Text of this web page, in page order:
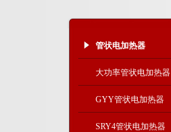
管状电加热器
大功率管状电加热器
GYY管状电加热器
SRY4管状电加热器